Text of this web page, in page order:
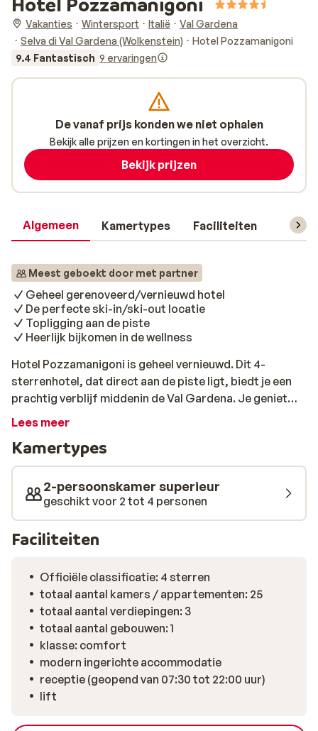
Vakanties Wintersport Italië
Val Gardena
Selva di Val Gardena (Wolkenstein)
Hotel Pozzamanigoni
9.4 Fantastisch 9 ervaringen
Algemeen Kamertypes Faciliteiten
Meest geboekt door met partner
Geheel gerenoveerd/vernieuwd hotel
De perfecte ski-in/ski-out locatie
Topligging aan de piste
Heerlijk bijkomen in de wellness
Hotel Pozzamanigoni is geheel vernieuwd. Dit 4-
sterrenhotel, dat direct aan de piste ligt, biedt je een
prachtig verblijf middenin de Val Gardena. Je geniet
van zeer comfortabele kamers, een gloednieuwe
specialiteiten. Na een sportieve dag trek je wat
baantjes in het verwarmde buitenzwembad met
bubbelbadligstoelen, terwijl je geniet van het mooie
uitzicht. Ook de spa is volledig gerenoveerd. Hier vind je
een (bio) sauna, een Turks stoombad en een relax
ruimte. En, vergeet jezelf niet te trakteren op een
Lees meer
Kamertypes
2-persoonskamer superieur
geschikt voor 2 tot 4 personen
Faciliteiten
Officiële classificatie: 4 sterren
totaal aantal kamers / appartementen: 25
totaal aantal verdiepingen: 3
totaal aantal gebouwen: 1
klasse: comfort
modern ingerichte accommodatie
receptie (geopend van 07:30 tot 22:00 uur)
lift
De vanaf prijs konden we niet ophalen
Bekijk alle prijzen en kortingen in het overzicht.
Bekijk prijzen